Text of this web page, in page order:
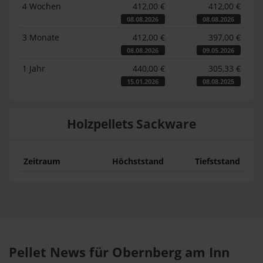
4 Wochen
412,00 €
08.08.2026
412,00 €
08.08.2026
3 Monate 412,00 €
08.08.2026
397,00 €
09.05.2026
1 Jahr 440,00 €
15.01.2026
305,33 €
08.08.2025
Holzpellets Sackware
Zeitraum Höchststand Tiefststand
Pellet News für Obernberg am Inn